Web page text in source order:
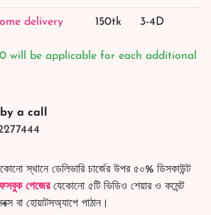
delivery 150tk 3-4D
will be applicable for each additional
a call
স্থানে ডেলিভারি চার্জের উপর ৫০% ডিসকাউন্ট
পেজেরযেকোনো ৫টি ভিডিও শেয়ার ও কমেন্ট
বা হোয়াটসঅ্যাপে পাঠান।